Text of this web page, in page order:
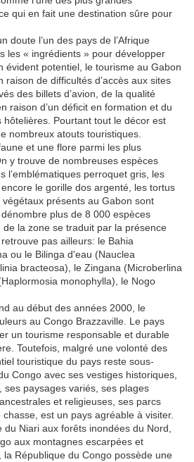
qui en fait une destination sûre pour
doute l’un des pays de l’Afrique
les « ingrédients » pour développer
évident potentiel, le tourisme au Gabon
raison de difficultés d’accès aux sites
des billets d’avion, de la qualité
raison d’un déficit en formation et du
hôtelières. Pourtant tout le décor est
nombreux atouts touristiques.
et une flore parmi les plus
y trouve de nombreuses espèces
l’emblématiques perroquet gris, les
le gorille dos argenté, les tortus
présents au Gabon sont
plus de 8 000 espèces
la zone se traduit par la présence
pas ailleurs: le Bahia
ou le Bilinga d'eau (Nauclea
bracteosa), le Zingana (Microberlina
monophylla), le Nogo
au début des années 2000, le
au Congo Brazzaville. Le pays
un tourisme responsable et durable
Toutefois, malgré une volonté des
touristique du pays reste sous-
Congo avec ses vestiges historiques,
ses paysages variés, ses plages
et religieuses, ses parcs
est un pays agréable à visiter.
Niari aux forêts inondées du Nord,
aux montagnes escarpées et
République du Congo possède une